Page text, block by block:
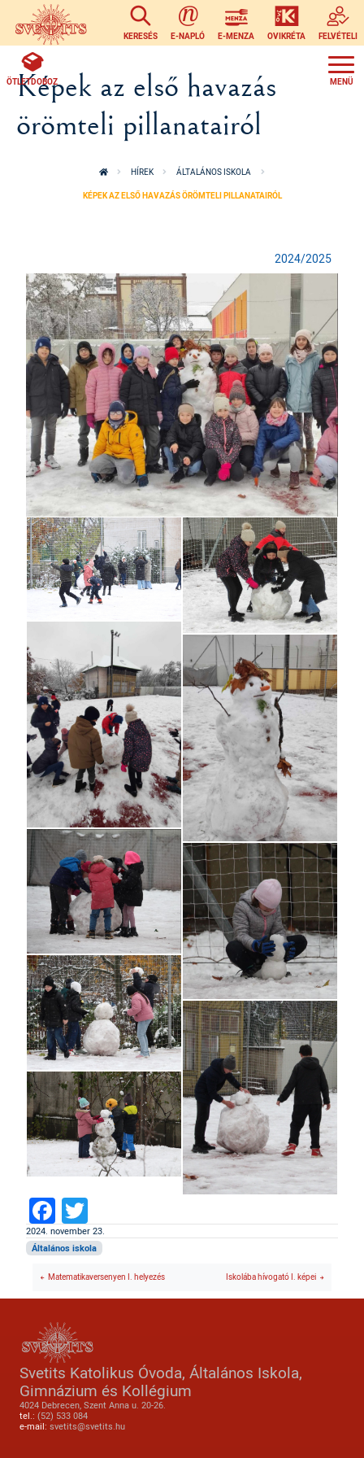
Ugrás a tartalomra
KERESÉS E-NAPLÓ E-MENZA OVIKRÉTA FELVÉTELI
ÖTLETDOBOZ
Képek az első havazás
örömteli pillanatairól
HÍREK ÁLTALÁNOS ISKOLA
KÉPEK AZ ELSŐ HAVAZÁS ÖRÖMTELI PILLANATAIRÓL
2024/2025
Facebook
2024. november 23.
Általános iskola
Matematikaversenyen I. helyezés Iskolába hívogató I. képei
Svetits Katolikus Óvoda, Általános Iskola,
Gimnázium és Kollégium
4024 Debrecen, Szent Anna u. 20-26.
tel.: (52) 533 084
e-mail: svetits@svetits.hu